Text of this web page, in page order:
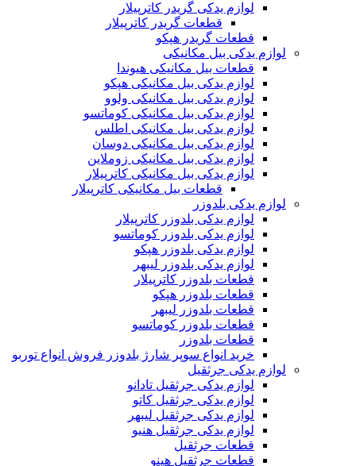
لوازم یدکی گریدر کاترپیلار
قطعات گریدر کاترپیلار
قطعات گریدر هپکو
لوازم یدکی بیل مکانیکی
قطعات بیل مکانیکی هیوندا
لوازم یدکی بیل مکانیکی هپکو
لوازم یدکی بیل مکانیکی ولوو
لوازم یدکی بیل مکانیکی کوماتسو
لوازم یدکی بیل مکانیکی اطلس
لوازم یدکی بیل مکانیکی دوسان
لوازم یدکی بیل مکانیکی زوملاین
لوازم یدکی بیل مکانیکی کاترپیلار
قطعات بیل مکانیکی کاترپیلار
لوازم یدکی بلدوزر
لوازم یدکی بلدوزر کاترپیلار
لوازم یدکی بلدوزر کوماتسو
لوازم یدکی بلدوزر هپکو
لوازم یدکی بلدوزر لیبهر
قطعات بلدوزر کاترپیلار
قطعات بلدوزر هپکو
قطعات بلدوزر لیبهر
قطعات بلدوزر کوماتسو
قطعات بلدوزر
خرید انواع سوپر شارژ بلدوزر فروش انواع توربو
لوازم یدکی جرثقیل
لوازم یدکی جرثقیل تادانو
لوازم یدکی جرثقیل کاتو
لوازم یدکی جرثقیل لیبهر
لوازم یدکی جرثقیل هنیو
قطعات جرثقیل
قطعات جرثقیل هینو